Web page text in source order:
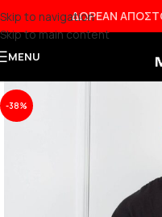
Skip to navigation
Skip to main content
ΔΩΡΕΑΝ
MENU
-38%